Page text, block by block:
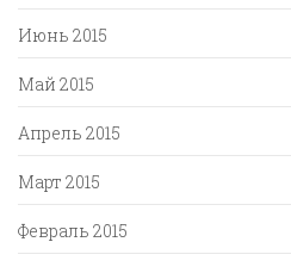
Июнь 2015
Май 2015
Апрель 2015
Март 2015
Февраль 2015